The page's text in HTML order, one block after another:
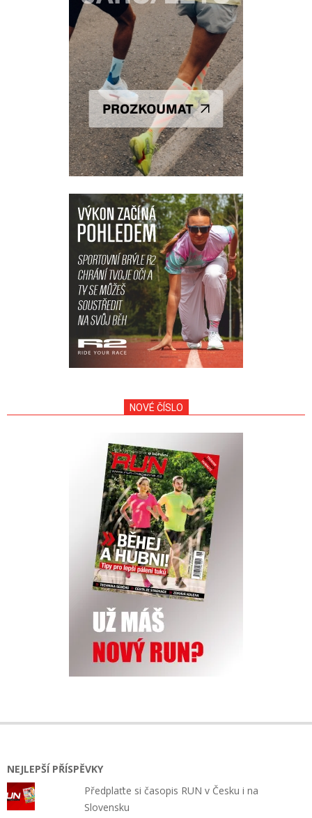
NOVÉ ČÍSLO
NEJLEPŠÍ PŘÍSPĚVKY
Předplaťte si časopis RUN v Česku i na
Slovensku